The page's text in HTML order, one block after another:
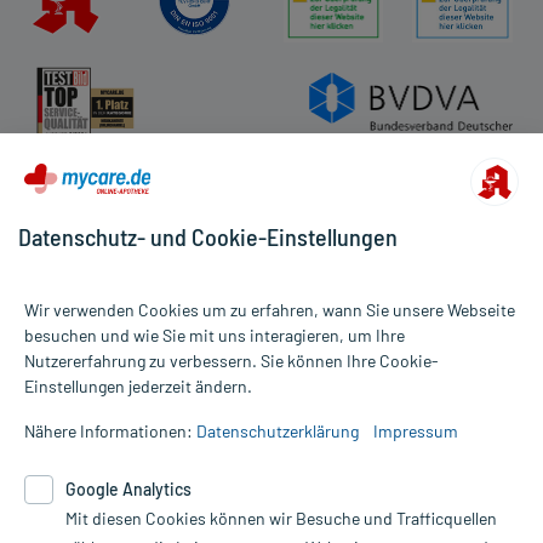
Alle Preise gelten inkl. MwSt., ggf. zzgl. Versandkosten
Informationen auf dieser Website werden ausschließlich für
die Untersuchung und Behandlung durch einen Arzt. Bitte
Therapien eingeleitet werden können. | Diese Webseite benutzt
Google Analytics. Lesen Sie bitte dazu die wichtigen Hinweise in
Datenschutz- und Cookie-Einstellungen
Wir verwenden Cookies um zu erfahren, wann Sie unsere Webseite
besuchen und wie Sie mit uns interagieren, um Ihre
Nutzererfahrung zu verbessern. Sie können Ihre Cookie-
Einstellungen jederzeit ändern.
Nähere Informationen: Datenschutzerklärung Impressum
Google Analytics
Mit diesen Cookies können wir Besuche und Trafficquellen